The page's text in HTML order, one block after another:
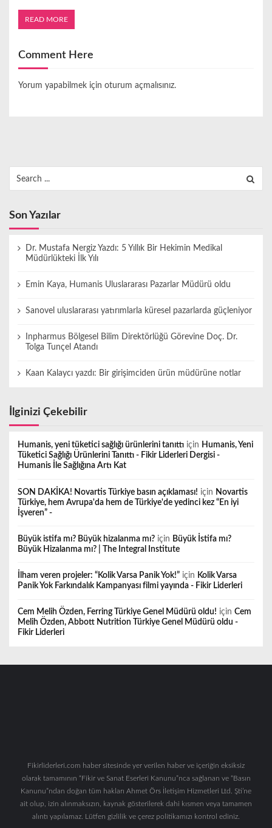
READ MORE
Comment Here
Yorum yapabilmek için oturum açmalısınız.
for:
Son Yazılar
Dr. Mustafa Nergiz Yazdı: 5 Yıllık Bir Hekimin Medikal
Müdürlükteki İlk Yılı
Emin Kaya, Humanis Uluslararası Pazarlar Müdürü oldu
Sanovel uluslararası yatırımlarla küresel pazarlarda güçleniyor
Inpharmus Bölgesel Bilim Direktörlüğü Görevine Doç. Dr.
Tolga Tunçel Atandı
Kaan Kalaycı yazdı: Bir girişimciden ürün müdürüne notlar
İlginizi Çekebilir
Humanis, yeni tüketici sağlığı ürünlerini tanıttı için Humanis, Yeni
Tüketici Sağlığı Ürünlerini Tanıttı - Fikir Liderleri Dergisi -
Humanis İle Sağlığına Artı Kat
SON DAKİKA! Novartis Türkiye basın açıklaması! için Novartis
Türkiye, hem Avrupa'da hem de Türkiye'de yedinci kez “En iyi
İşveren” -
Büyük istifa mı? Büyük hizalanma mı? için Büyük İstifa mı?
Büyük Hizalanma mı? | The Integral Institute
İlham veren projeler: “Kolik Varsa Panik Yok!” için Kolik Varsa
Panik Yok Farkındalık Kampanyası filmi yayında - Fikir Liderleri
Cem Melih Özden, Ferring Türkiye Genel Müdürü oldu! için Cem
Melih Özden, Abbott Nutrition Türkiye Genel Müdürü oldu -
Fikir Liderleri
Fikirliderleri.com haber sitesinde yer verilen haber ve içeriğin eksiksiz
olarak tamamının “Fikir ve Sanat Eserleri Kanunu”nca sağlanan ve “Basın
Kanunu”ndan doğan tüm hakları Ahmet Örs İletişim Hizmetleri Ltd. Şti’ne
ait olup, izin alınmaksızın, kaynak gösterilerek dahi kısmen veya tamamen
alıntı yapılamaz. Lütfen gizlilik ve çerez politikamızı kontrol ediniz.